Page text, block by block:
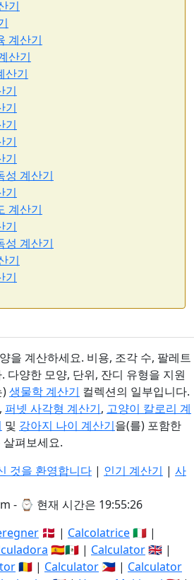
기
계산기
산기
산기
기
기
기
기
기
성 계산기
기
계산기
기
성 계산기
기
기
을 계산하세요. 비용, 조각 수, 팔레트
다양한 모양, 단위, 잔디 유형을 지원
)생물학 계산기 컬렉션의 일부입니다.
, 퍼넷 사각형 계산기, 고양이 칼로리 계
및 강아지 나이 계산기을(를) 포함한
펴보세요.
것을 환영합니다 | 인기 계산기 | 사
- ⌚ 현재 시간은 19:55:26
🇩🇰 | Calcolatrice🇮🇹 |
🇪🇸🇲🇽 | Calculator🇬🇧 |
🇷🇴 | Calculator 🇵🇭 | Calculator